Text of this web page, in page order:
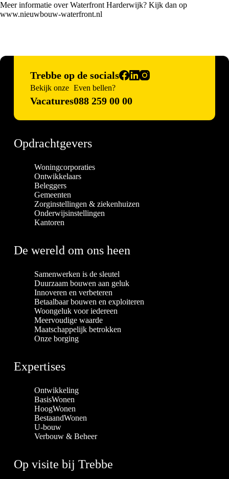
Meer informatie over Waterfront Harderwijk? Kijk dan op
www.nieuwbouw-waterfront.nl
Trebbe op de socials
Bekijk onze
Vacatures
Even bellen?
088 259 00 00
Opdrachtgevers
Woningcorporaties
Ontwikkelaars
Beleggers
Gemeenten
Zorginstellingen & ziekenhuizen
Onderwijsinstellingen
Kantoren
De wereld om ons heen
Samenwerken is de sleutel
Duurzaam bouwen aan geluk
Innoveren en verbeteren
Betaalbaar bouwen en exploiteren
Woongeluk voor iedereen
Meervoudige waarde
Maatschappelijk betrokken
Onze borging
Expertises
Ontwikkeling
BasisWonen
HoogWonen
BestaandWonen
U-bouw
Verbouw & Beheer
Op visite bij Trebbe